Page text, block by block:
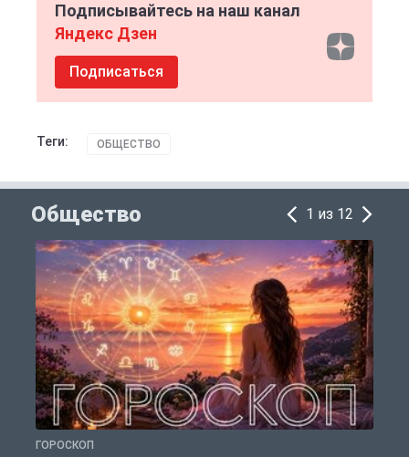
Подписывайтесь на наш канал
Яндекс Дзен
Подписаться
Теги: ОБЩЕСТВО
Общество 1 из 12
ГОРОСКОП